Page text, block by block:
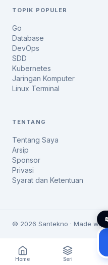
TOPIK POPULER
Go
Database
DevOps
SDD
Kubernetes
Jaringan Komputer
Linux Terminal
TENTANG
Tentang Saya
Arsip
Sponsor
Privasi
Syarat dan Ketentuan
© 2026 Santekno · Made
Home Seri